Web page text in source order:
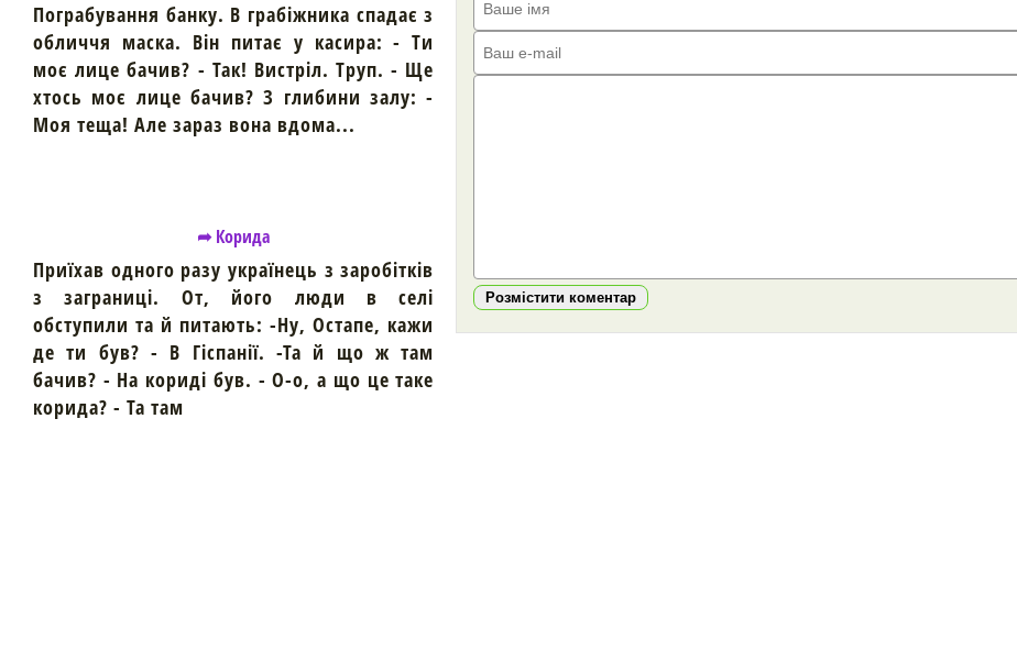
Пограбування банку. В грабіжника спадає з
обличчя маска. Він питає у касира: - Ти
моє лице бачив? - Так! Вистріл. Труп. - Ще
хтось моє лице бачив? З глибини залу: -
Моя теща! Але зараз вона вдома...
➦ Корида
Приїхав одного разу українець з заробітків
з заграниці. От, його люди в селі
обступили та й питають: -Ну, Остапе, кажи
де ти був? - В Гіспанії. -Та й що ж там
бачив? - На кориді був. - О-о, а що це таке
корида? - Та там
Розмістити коментар